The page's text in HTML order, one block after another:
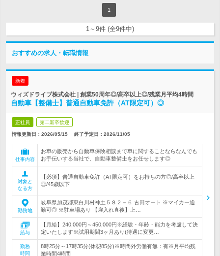
1
1～9件 (全9件中)
おすすめの求人・転職情報
新着
ウィズドライブ株式会社 | 創業50周年◎/高卒以上◎/残業月平均4時間
自動車【整備士】普通自動車免許（AT限定可）◎
正社員 第二新卒歓迎
情報更新日：2026/05/15 終了予定日： 2026/11/05
仕事内容
お車の販売から自動車保険相談まで車に関することならなんでも
お手伝いする当社で、自動車整備士をお任せします◎
対象と
なる方
【必須】普通自動車免許（AT限定可）をお持ちの方◎/高卒以上
◎/45歳以下
勤務地
岐阜県加茂郡東白川村神土５８２－６ 古田オート ※マイカー通
勤可◎ ※駐車場あり 【雇入れ直後】上…
給与
【月給】240,000円～450,000円※経験・年齢・能力を考慮して決
定いたします※試用期間3ヶ月あり(待遇に変更…
勤務
時間
8時25分～17時35分(休憩85分)※時間外労働有無：有※月平均残
業時間4時間